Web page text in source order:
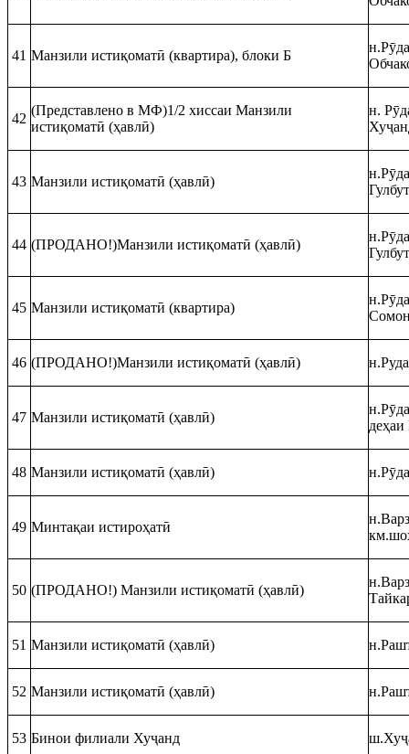
41 Манзили истиқоматӣ (квартира), блоки Б
42
(Представлено в МФ)1/2 хиссаи Манзили
истиқоматӣ (ҳавлӣ)
н.
43 Манзили истиқоматӣ (ҳавлӣ)
44 (ПРОДАНО!)Манзили истиқоматӣ (ҳавлӣ)
45 Манзили истиқоматӣ (квартира)
46 (ПРОДАНО!)Манзили истиқоматӣ (ҳавлӣ)
47 Манзили истиқоматӣ (ҳавлӣ)
48 Манзили истиқоматӣ (ҳавлӣ)
49 Минтақаи истироҳатӣ
50 (ПРОДАНО!) Манзили истиқоматӣ (ҳавлӣ)
51 Манзили истиқоматӣ (ҳавлӣ)
52 Манзили истиқоматӣ (ҳавлӣ)
53 Бинои филиали Хуҷанд